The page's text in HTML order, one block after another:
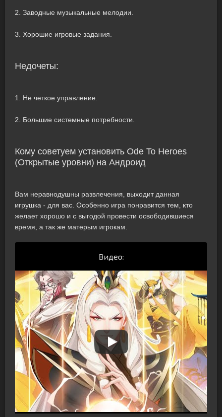
2. Заводные музыкальные мелодии.
3. Хорошие игровые задания.
Недочеты:
1. Не четкое управление.
2. Большие системные потребности.
Кому советуем установить Ode To Heroes
(Открытые уровни) на Андроид
Вам неравнодушны развлечения, выходит данная
игрушка - для вас. Особенно игра понравится тем, кто
желает хорошо и с выгодой провести освободившиеся
время, а так же матерым игрокам.
Видео: